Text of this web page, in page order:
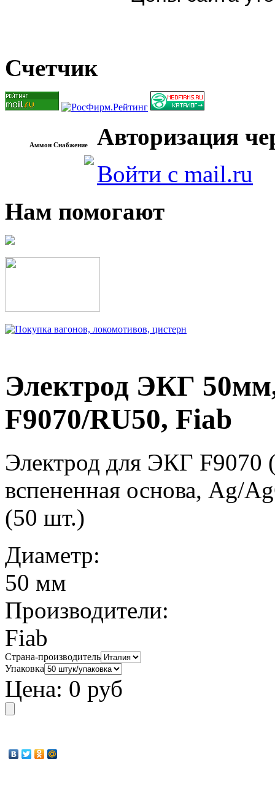
Счетчик
Аммон Снабжение
Авторизация
Войти с mail.ru
Нам помогают
Электрод ЭКГ
F9070/RU50, Fiab
Электрод для ЭКГ F9070
вспененная основа, Ag/
(50 шт.)
Диаметр:
50 мм
Производители:
Fiab
Страна-производитель
Упаковка
Цена: 0 руб